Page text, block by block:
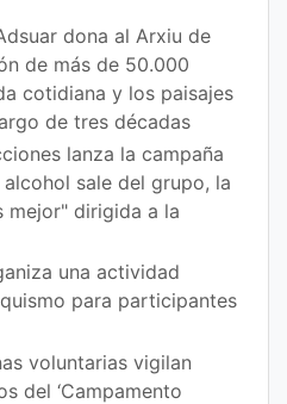
dona al Arxiu de
de más de 50.000
cotidiana y los paisajes
de tres décadas
lanza la campaña
sale del grupo, la
mejor" dirigida a la
una actividad
para participantes
voluntarias vigilan
del ‘Campamento